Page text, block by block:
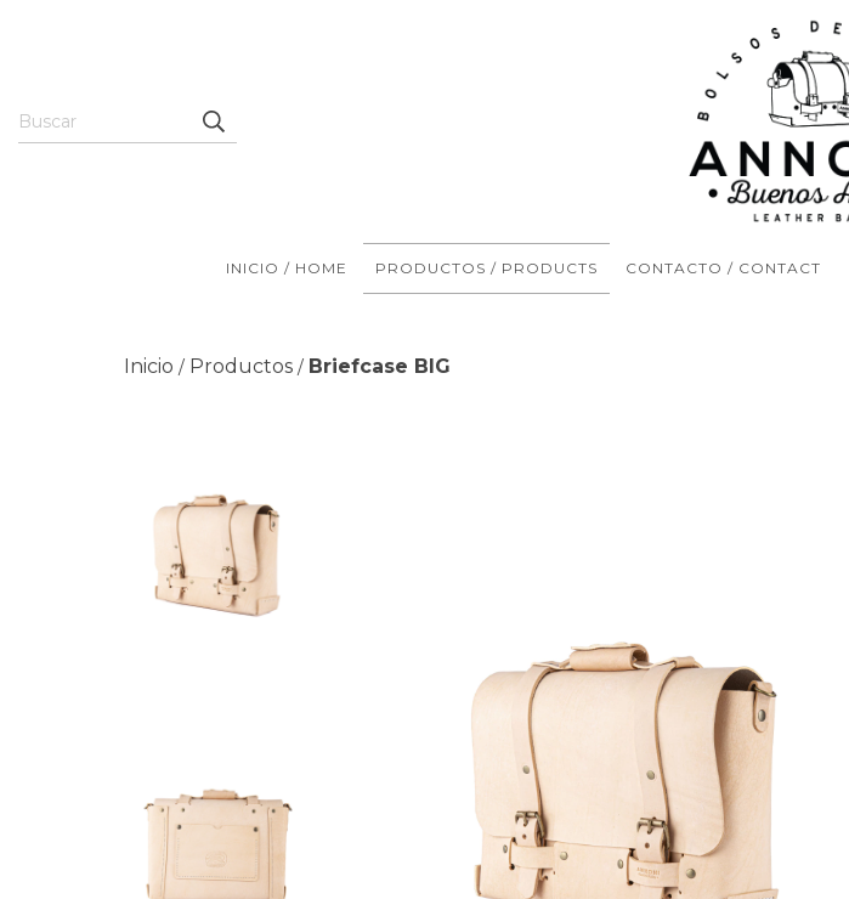
INICIO / HOME PRODUCTOS / PRODUCTS CONTACTO / CONTACT
Inicio / Productos / Briefcase BIG